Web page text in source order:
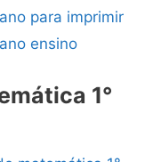
para imprimir
ensino
1°